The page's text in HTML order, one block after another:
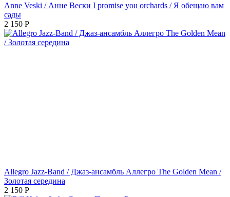
Anne Veski / Анне Вески I promise you orchards / Я обещаю вам
сады
2 150 Р
Allegro Jazz-Band / Джаз-ансамбль Аллегро The Golden Mean /
Золотая середина
2 150 Р